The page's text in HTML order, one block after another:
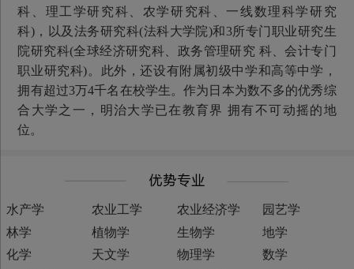
科、理工学研究科、农学研究科、一线数理科学研究
科)，以及法务研究科(法科大学院)和3所专门职业研究生
院研究科(全球经济研究科、政务管理研究 科、会计专门
职业研究科)。此外，还设有附属初级中学和高等中学，
拥有超过3万4千名在校学生。作为日本为数不多的优秀综
合大学之一，明治大学已在教育界 拥有不可动摇的地
位。
水产学 农业工学 农业经济学
园艺学
林学
植物学 生物学
地学
化学
天文学 物理学
数学